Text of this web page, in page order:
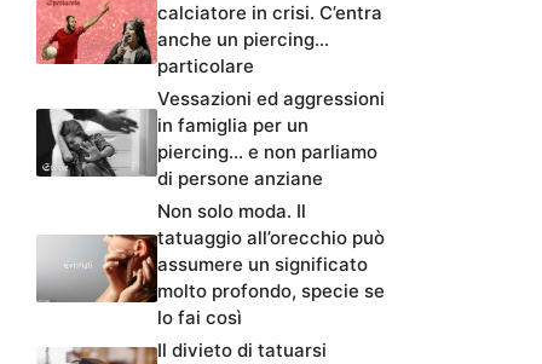
calciatore in crisi. C’entra
anche un piercing…
particolare
Vessazioni ed aggressioni
in famiglia per un
piercing… e non parliamo
di persone anziane
Non solo moda. Il
tatuaggio all’orecchio può
assumere un significato
molto profondo, specie se
lo fai così
Il divieto di tatuarsi